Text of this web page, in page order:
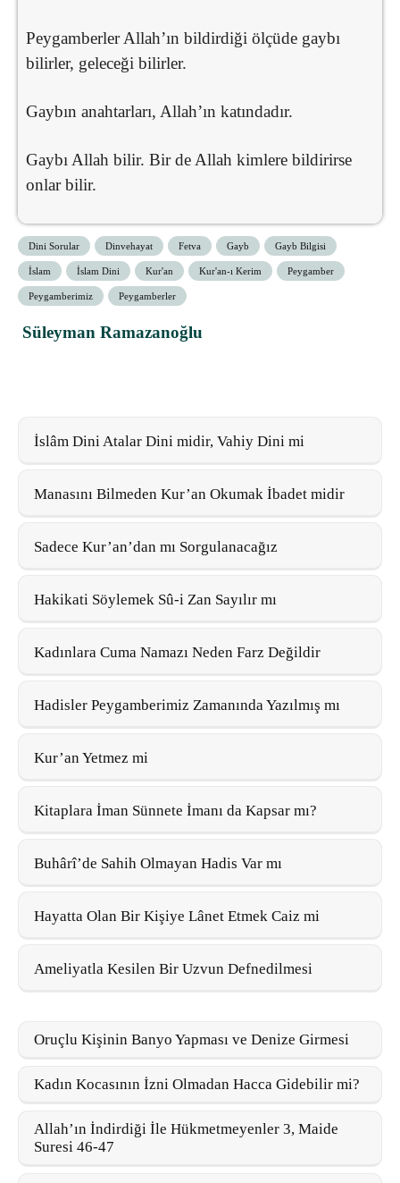
Peygamberler Allah’ın bildirdiği ölçüde gaybı
bilirler, geleceği bilirler.
Gaybın anahtarları, Allah’ın katındadır.
Gaybı Allah bilir. Bir de Allah kimlere bildirirse
onlar bilir.
Dini Sorular Dinvehayat Fetva Gayb Gayb Bilgisi
İslam İslam Dini Kur'an Kur'an-ı Kerim Peygamber
Peygamberimiz Peygamberler
Süleyman Ramazanoğlu
İslâm Dini Atalar Dini midir, Vahiy Dini mi
Manasını Bilmeden Kur’an Okumak İbadet midir
Sadece Kur’an’dan mı Sorgulanacağız
Hakikati Söylemek Sû-i Zan Sayılır mı
Kadınlara Cuma Namazı Neden Farz Değildir
Hadisler Peygamberimiz Zamanında Yazılmış mı
Kur’an Yetmez mi
Kitaplara İman Sünnete İmanı da Kapsar mı?
Buhârî’de Sahih Olmayan Hadis Var mı
Hayatta Olan Bir Kişiye Lânet Etmek Caiz mi
Ameliyatla Kesilen Bir Uzvun Defnedilmesi
Oruçlu Kişinin Banyo Yapması ve Denize Girmesi
Kadın Kocasının İzni Olmadan Hacca Gidebilir mi?
Allah’ın İndirdiği İle Hükmetmeyenler 3, Maide
Suresi 46-47